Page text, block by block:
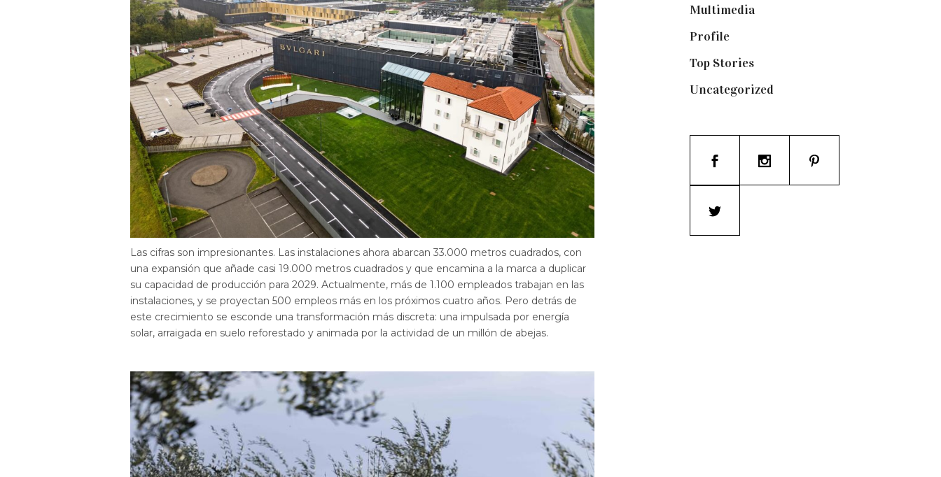
Las cifras son impresionantes. Las instalaciones ahora abarcan 33.000 metros cuadrados, con
una expansión que añade casi 19.000 metros cuadrados y que encamina a la marca a duplicar
su capacidad de producción para 2029. Actualmente, más de 1.100 empleados trabajan en las
instalaciones, y se proyectan 500 empleos más en los próximos cuatro años. Pero detrás de
este crecimiento se esconde una transformación más discreta: una impulsada por energía
solar, arraigada en suelo reforestado y animada por la actividad de un millón de abejas.
Multimedia(10)
Profile(8)
Top Stories(123)
Uncategorized